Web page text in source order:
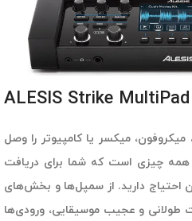
میکسر یا کامپیوتر را وصل
کنید و Alesis Strike MultiPad همه چیزی است که شما برای دریافت
احتیاج دارید. از سمپل‌ها و بخش‌های
طولانی و عجیب موسیقایی، ورودی‌ها